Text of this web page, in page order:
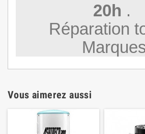
20h .
Réparation
Vous aimerez aussi